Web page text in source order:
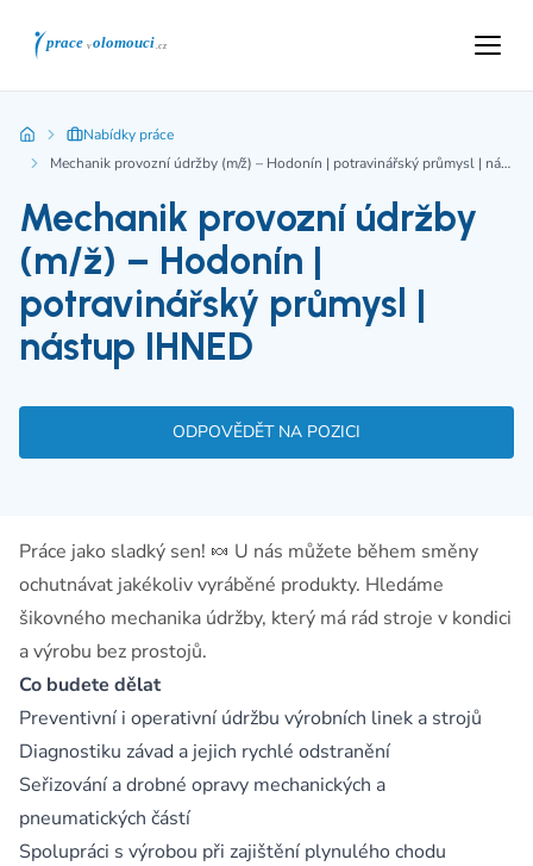
Nabídky práce
Mechanik provozní údržby (m/ž) – Hodonín | potravinářský průmysl | nástup IHNED
Mechanik provozní údržby
(m/ž) – Hodonín |
potravinářský průmysl |
nástup IHNED
ODPOVĚDĚT NA POZICI
Práce jako sladký sen! 🍬 U nás můžete během směny
ochutnávat jakékoliv vyráběné produkty. Hledáme
šikovného mechanika údržby, který má rád stroje v kondici
a výrobu bez prostojů.
Co budete dělat
Preventivní i operativní údržbu výrobních linek a strojů
Diagnostiku závad a jejich rychlé odstranění
Seřizování a drobné opravy mechanických a
pneumatických částí
Spolupráci s výrobou při zajištění plynulého chodu